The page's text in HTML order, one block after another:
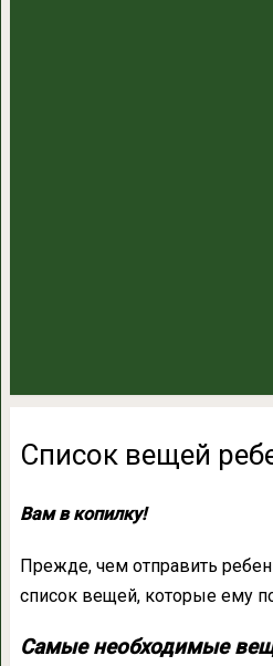
Список вещей
Вам в копилку!
Прежде, чем отправить
список вещей, которые ему
Самые необходимые